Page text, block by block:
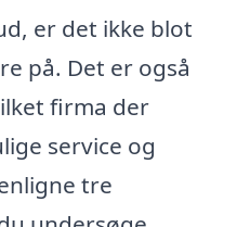
er det ikke blot
på. Det er også
firma der
service og
tre